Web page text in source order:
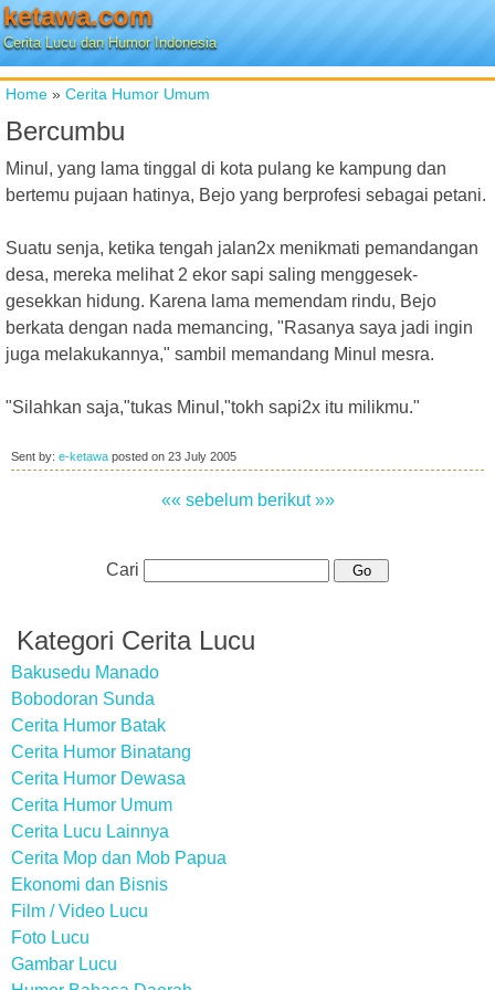
ketawa.com
Cerita Lucu dan Humor Indonesia
Home » Cerita Humor Umum
Bercumbu
Minul, yang lama tinggal di kota pulang ke kampung dan
bertemu pujaan hatinya, Bejo yang berprofesi sebagai petani.
Suatu senja, ketika tengah jalan2x menikmati pemandangan
desa, mereka melihat 2 ekor sapi saling menggesek-
gesekkan hidung. Karena lama memendam rindu, Bejo
berkata dengan nada memancing, "Rasanya saya jadi ingin
juga melakukannya," sambil memandang Minul mesra.
"Silahkan saja,"tukas Minul,"tokh sapi2x itu milikmu."
Sent by: e-ketawa posted on 23 July 2005
«« sebelum berikut »»
Cari
Kategori Cerita Lucu
Bakusedu Manado
Bobodoran Sunda
Cerita Humor Batak
Cerita Humor Binatang
Cerita Humor Dewasa
Cerita Humor Umum
Cerita Lucu Lainnya
Cerita Mop dan Mob Papua
Ekonomi dan Bisnis
Film / Video Lucu
Foto Lucu
Gambar Lucu